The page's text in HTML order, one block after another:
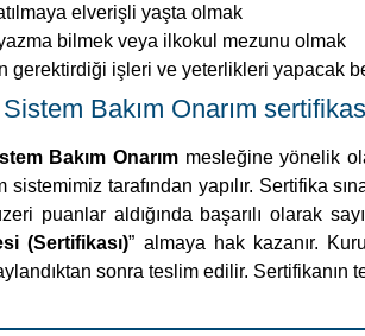
elverişli yaşta olmak
bilmek veya ilkokul mezunu olmak
gerektirdiği işleri ve yeterlikleri yapacak
Bakım Onarım
Bakım Onarım mesleğine yönelik
sistemimiz tarafından yapılır. Sertifika
puanlar aldığında başarılı olarak
(Sertifikası)” almaya hak kazanır.
sonra teslim edilir. Sertifikanın